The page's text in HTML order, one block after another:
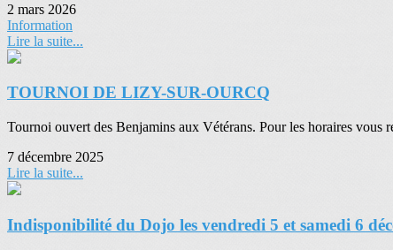
2 mars 2026
Information
Lire la suite...
TOURNOI DE LIZY-SUR-OURCQ
Tournoi ouvert des Benjamins aux Vétérans. Pour les horaires
7 décembre 2025
Lire la suite...
Indisponibilité du Dojo les vendredi 5 et samedi 6